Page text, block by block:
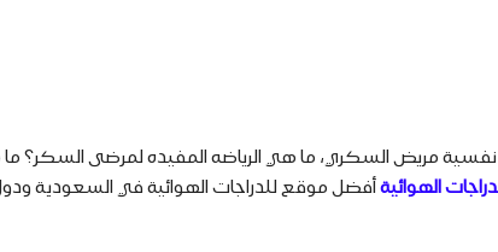
مريض السكري، ما هي الرياضه المفيده لمرضى السكر؟
الهوائيةأفضل موقع للدراجات الهوائية في السعودية